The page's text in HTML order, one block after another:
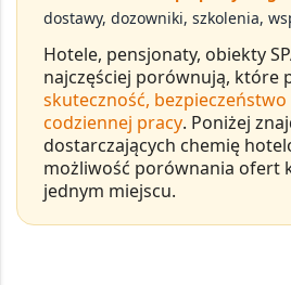
dostawy, dozowniki, szkolenia,
Hotele, pensjonaty, obiekty
najczęściej porównują, które
skuteczność,
codziennej pracy. Poniżej
dostarczających chemię
możliwość porównania ofert
jednym miejscu.